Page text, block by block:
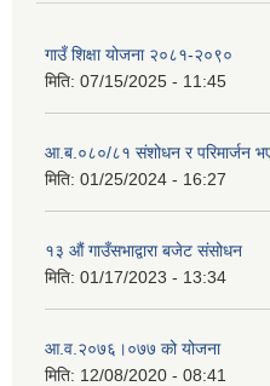
गाउँ शिक्षा योजना २०८१-२०९०
मिति: 07/15/2025 - 11:45
आ.ब.०८०/८१ संशोधन र परिमार्जन
मिति: 01/25/2024 - 16:27
१३ औं गाउँसभाद्वारा बजेट संसोधन
मिति: 01/17/2023 - 13:34
आ‍.व.२०७६।०७७ को योजना
मिति: 12/08/2020 - 08:41